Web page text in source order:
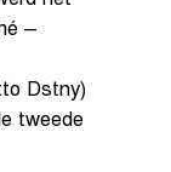
–
Dstny)
tweede